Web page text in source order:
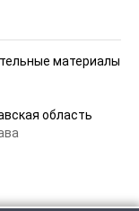
материалы
область